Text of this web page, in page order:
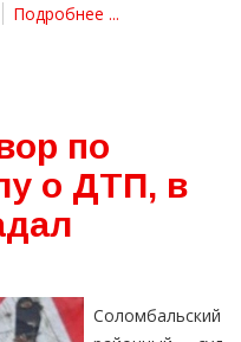
Подробнее ...
по
о ДТП, в
Соломбальский